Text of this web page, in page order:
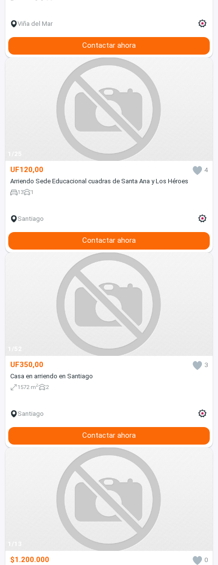
Viña del Mar
Contactar ahora
1/25
UF120,00
4
Arriendo Sede Educacional cuadras de Santa Ana y Los Héroes
13 1
Santiago
Contactar ahora
1/52
UF350,00
3
Casa en arriendo en Santiago
1572 m2 2
Santiago
Contactar ahora
1/13
$1.200.000
0